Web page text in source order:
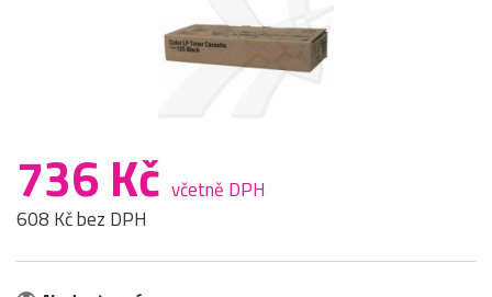
736 Kč včetně DPH
608 Kč bez DPH